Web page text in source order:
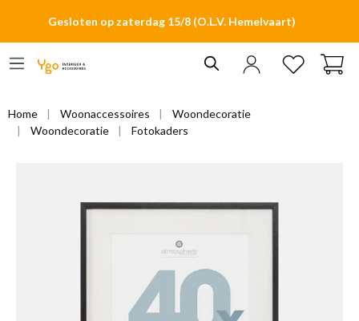
Gesloten op zaterdag 15/8 (O.L.V. Hemelvaart)
Home Woonaccessoires
Woondecoratie
Woondecoratie
Fotokaders